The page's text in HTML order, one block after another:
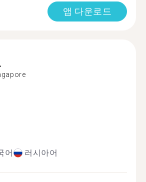
앱 다운로드
어 러시아어